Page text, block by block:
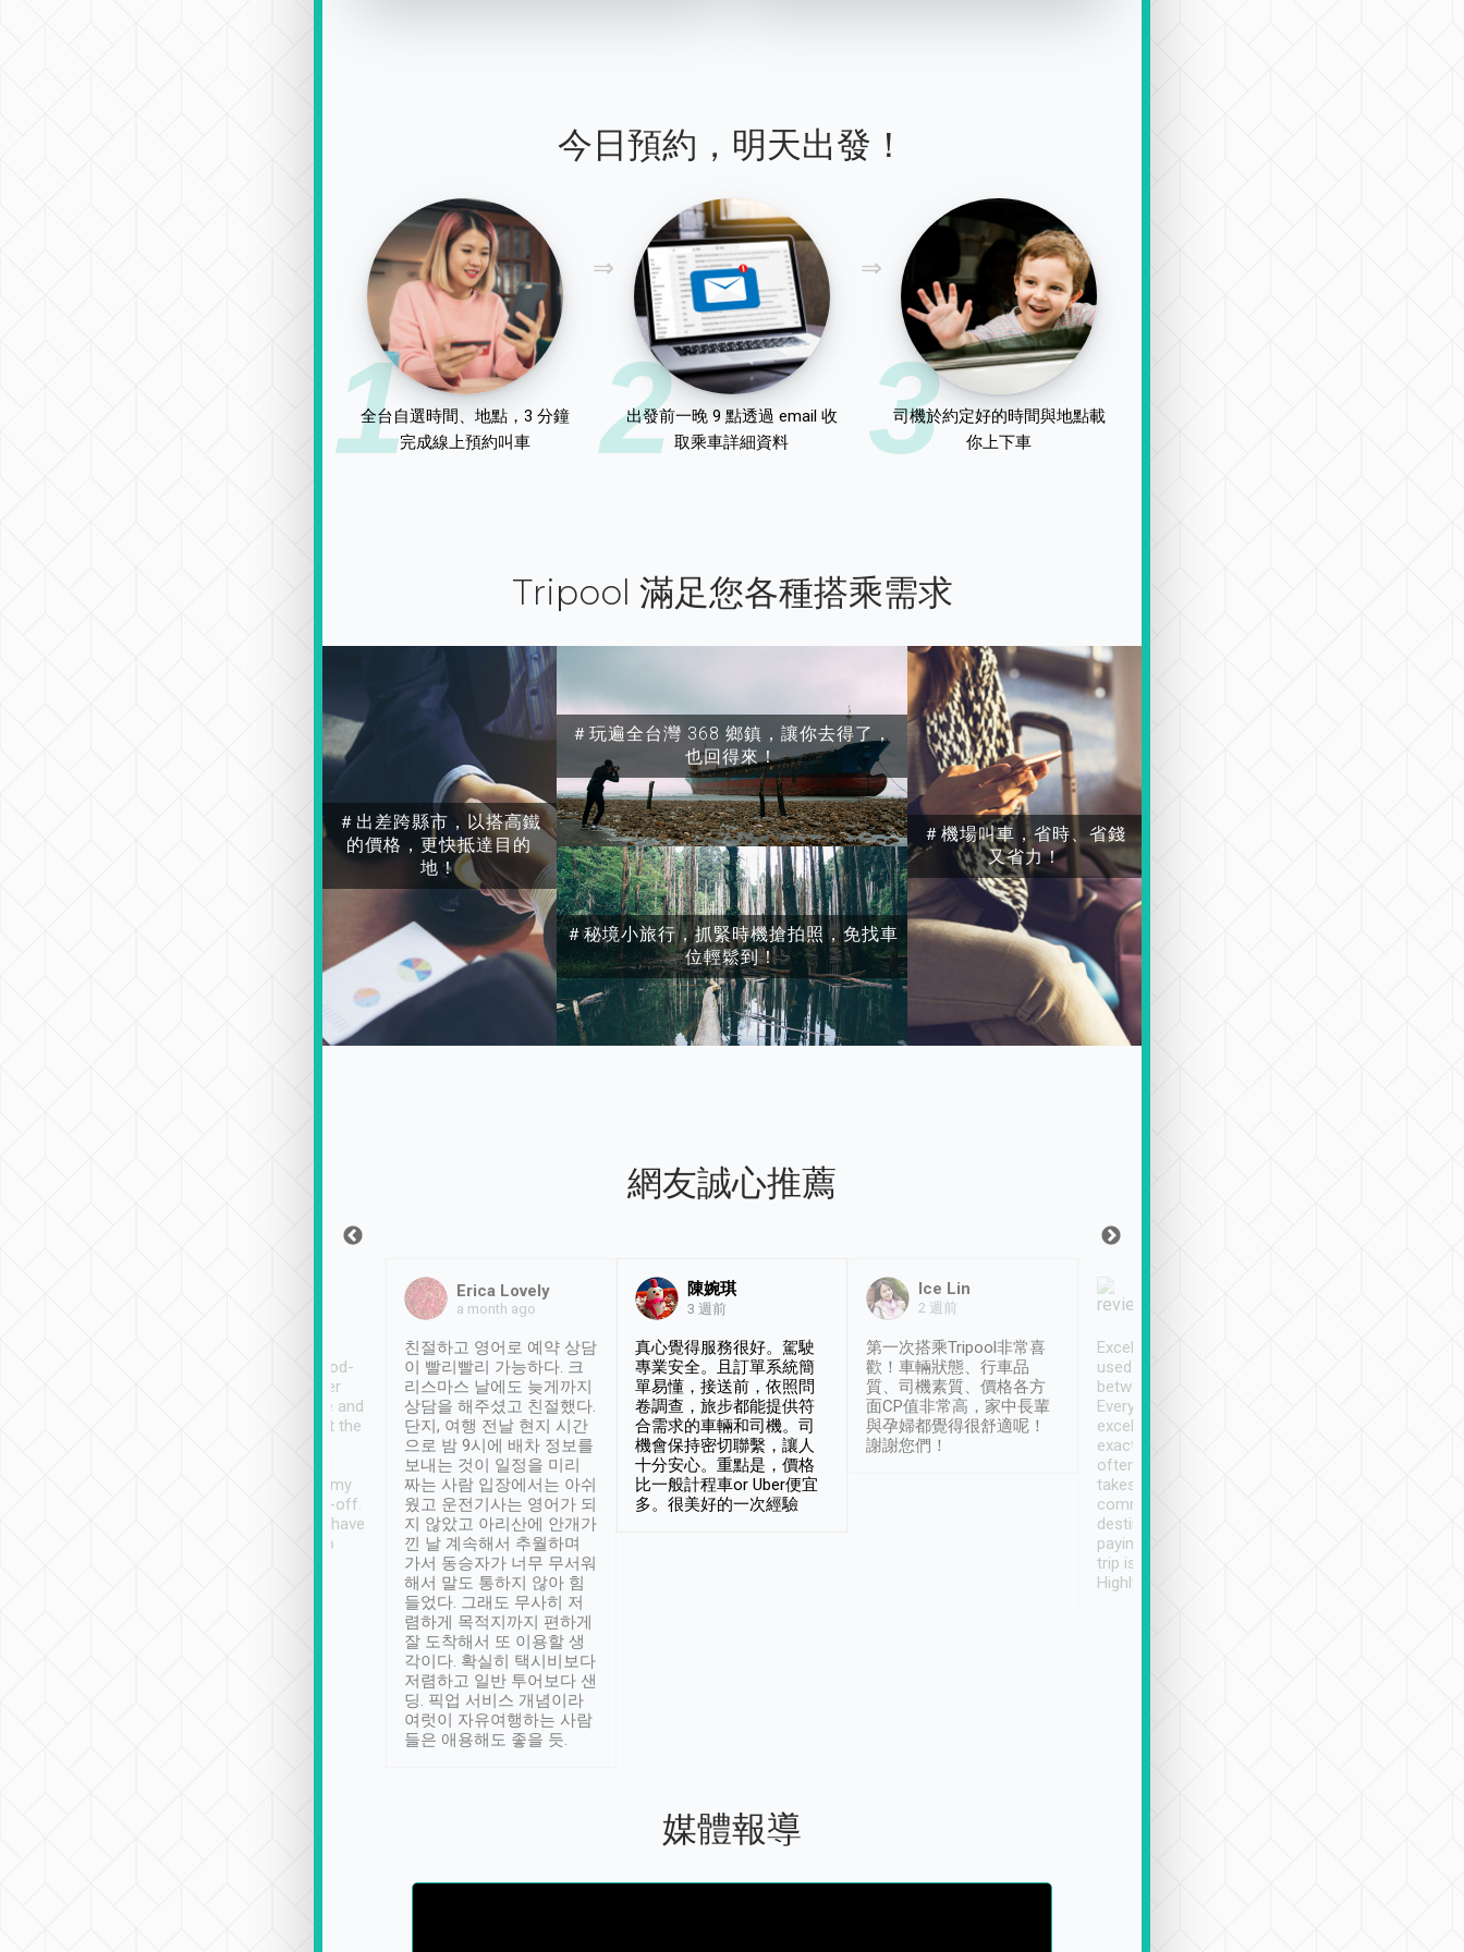
今日預約，明天出發！
1
全台自選時間、地點，3 分鐘
完成線上預約叫車
2
出發前一晚 9 點透過 email 收
取乘車詳細資料
3
司機於約定好的時間與地點載
你上下車
Tripool 滿足您各種搭乘需求
＃出差跨縣市，以搭高鐵
的價格，更快抵達目的
地！
＃玩遍全台灣 368 鄉鎮，讓你去得了，
也回得來！
＃秘境小旅行，抓緊時機搶拍照，免找車
位輕鬆到！
＃機場叫車，省時、省錢
又省力！
網友誠心推薦
service, vehicles in good-
condition and the driver
service was awesome and
thoughtful. Driver went the
have safely arrived at my
destination after drop-off.
Definitely something I have
not seen elsewhere 👍
Erica Lovely
a month ago
친절하고 영어로 예약 상담
이 빨리빨리 가능하다. 크
리스마스 날에도 늦게까지
상담을 해주셨고 친절했다.
단지, 여행 전날 현지 시간
으로 밤 9시에 배차 정보를
보내는 것이 일정을 미리
짜는 사람 입장에서는 아쉬
웠고 운전기사는 영어가 되
지 않았고 아리산에 안개가
낀 날 계속해서 추월하며
가서 동승자가 너무 무서워
해서 말도 통하지 않아 힘
들었다. 그래도 무사히 저
렴하게 목적지까지 편하게
잘 도착해서 또 이용할 생
각이다. 확실히 택시비보다
저렴하고 일반 투어보다 샌
딩. 픽업 서비스 개념이라
여럿이 자유여행하는 사람
들은 애용해도 좋을 듯.
陳婉琪
3 週前
真心覺得服務很好。駕駛
專業安全。且訂單系統簡
單易懂，接送前，依照問
卷調查，旅步都能提供符
合需求的車輛和司機。司
機會保持密切聯繫，讓人
十分安心。重點是，價格
比一般計程車or Uber便宜
多。很美好的一次經驗
Ice Lin
2 週前
第一次搭乘Tripool非常喜
歡！車輛狀態、行車品
質、司機素質、價格各方
面CP值非常高，家中長輩
與孕婦都覺得很舒適呢！
謝謝您們！
Excellent service. We have
used Tripool to travel
between cities in Taiwan.
Every driver has been
excellent and arrives
exactly on time. As there is
often limited English it
takes the difficulty out of
communicating the
destination details and
paying online prior to the
trip is very convenient.
Highly recommended
媒體報導